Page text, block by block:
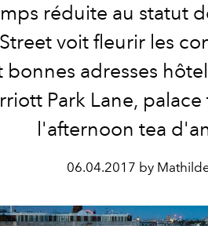
réduite au statut
voit fleurir les
bonnes adresses
Park Lane,
l'afternoon tea
06.04.2017 by